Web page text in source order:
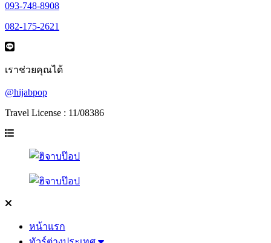
093-748-8908
082-175-2621
เราช่วยคุณได้
@hijabpop
Travel License : 11/08386
หน้าแรก